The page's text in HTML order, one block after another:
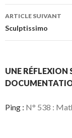
des
articles
ARTICLE SUIVANT
Sculptissimo
UNE RÉFLEXION
Ping : N° 538 :